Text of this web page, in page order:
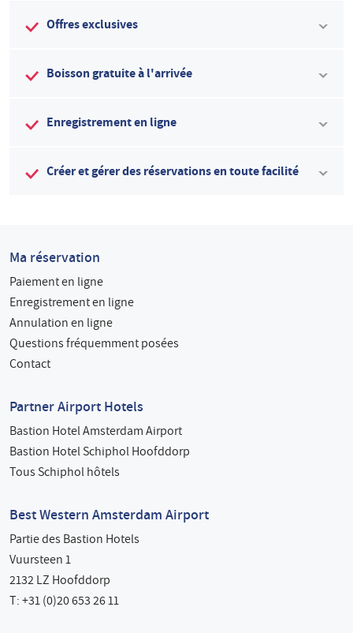
Offres exclusives
Boisson gratuite à l'arrivée
Enregistrement en ligne
Créer et gérer des réservations en toute facilité
Ma réservation
Paiement en ligne
Enregistrement en ligne
Annulation en ligne
Questions fréquemment posées
Contact
Partner Airport Hotels
Bastion Hotel Amsterdam Airport
Bastion Hotel Schiphol Hoofddorp
Tous Schiphol hôtels
Best Western Amsterdam Airport
Partie des Bastion Hotels
Vuursteen 1
2132 LZ Hoofddorp
T: +31 (0)20 653 26 11